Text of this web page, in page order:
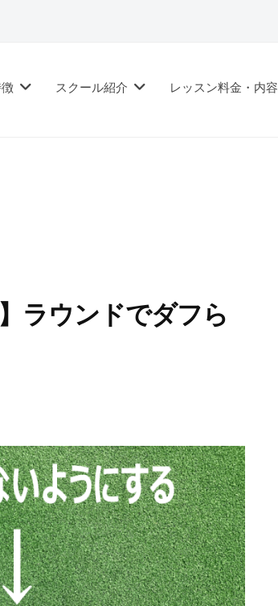
スクール紹介 レッスン料金・内容
ラウンドでダフら